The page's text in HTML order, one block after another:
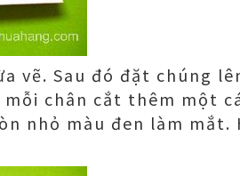
vẽ. Sau đó đặt chúng
chân cắt thêm một
nhỏ màu đen làm